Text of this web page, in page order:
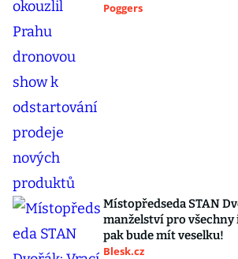
Poggers
Místopředseda STAN
manželství pro všechny
pak bude mít veselku!
Blesk.cz